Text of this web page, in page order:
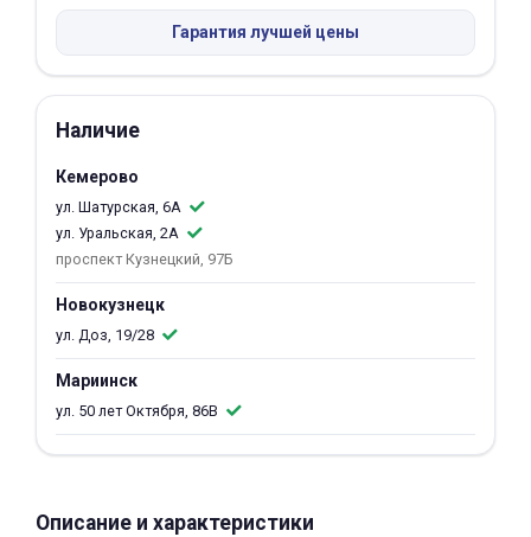
Гарантия лучшей цены
Наличие
Кемерово
ул. Шатурская, 6А
ул. Уральская, 2А
проспект Кузнецкий, 97Б
Новокузнецк
ул. Доз, 19/28
Мариинск
ул. 50 лет Октября, 86В
Описание и характеристики
в корзину
Оплачивайте сегодня только
Получайте товар
выбранный способом
Оставшиеся
списываться
по25%каждые 2 недели